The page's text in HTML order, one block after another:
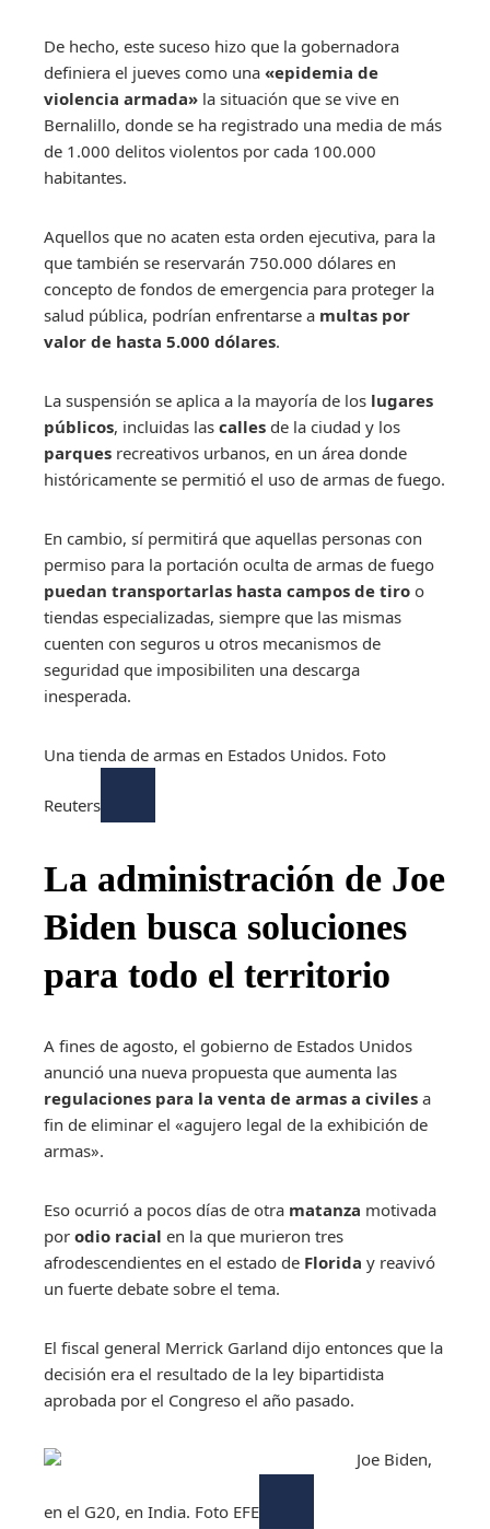
De hecho, este suceso hizo que la gobernadora
definiera el jueves como una «epidemia de
violencia armada» la situación que se vive en
Bernalillo, donde se ha registrado una media de más
de 1.000 delitos violentos por cada 100.000
habitantes.
Aquellos que no acaten esta orden ejecutiva, para la
que también se reservarán 750.000 dólares en
concepto de fondos de emergencia para proteger la
salud pública, podrían enfrentarse a multas por
valor de hasta 5.000 dólares.
La suspensión se aplica a la mayoría de los lugares
públicos, incluidas las calles de la ciudad y los
parques recreativos urbanos, en un área donde
históricamente se permitió el uso de armas de fuego.
En cambio, sí permitirá que aquellas personas con
permiso para la portación oculta de armas de fuego
puedan transportarlas hasta campos de tiro o
tiendas especializadas, siempre que las mismas
cuenten con seguros u otros mecanismos de
seguridad que imposibiliten una descarga
inesperada.
Una tienda de armas en Estados Unidos. Foto
Reuters
La administración de Joe
Biden busca soluciones
para todo el territorio
A fines de agosto, el gobierno de Estados Unidos
anunció una nueva propuesta que aumenta las
regulaciones para la venta de armas a civiles a
fin de eliminar el «agujero legal de la exhibición de
armas».
Eso ocurrió a pocos días de otra matanza motivada
por odio racial en la que murieron tres
afrodescendientes en el estado de Florida y reavivó
un fuerte debate sobre el tema.
El fiscal general Merrick Garland dijo entonces que la
decisión era el resultado de la ley bipartidista
aprobada por el Congreso el año pasado.
Joe Biden,
en el G20, en India. Foto EFE